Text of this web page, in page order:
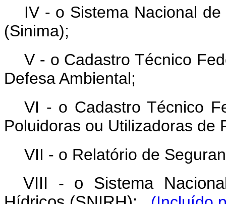
IV - o Sistema Nacional
(Sinima);
V - o Cadastro Técnico
Defesa Ambiental;
VI - o Cadastro Técnico
Poluidoras ou Utilizadoras de
VII - o Relatório de
VIII - o Sistema